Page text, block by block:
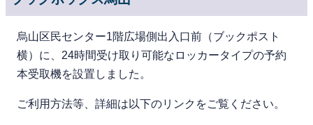
烏山区民センター1階広場側出入口前（ブックポスト
横）に、24時間受け取り可能なロッカータイプの予約
本受取機を設置しました。
ご利用方法等、詳細は以下のリンクをご覧ください。